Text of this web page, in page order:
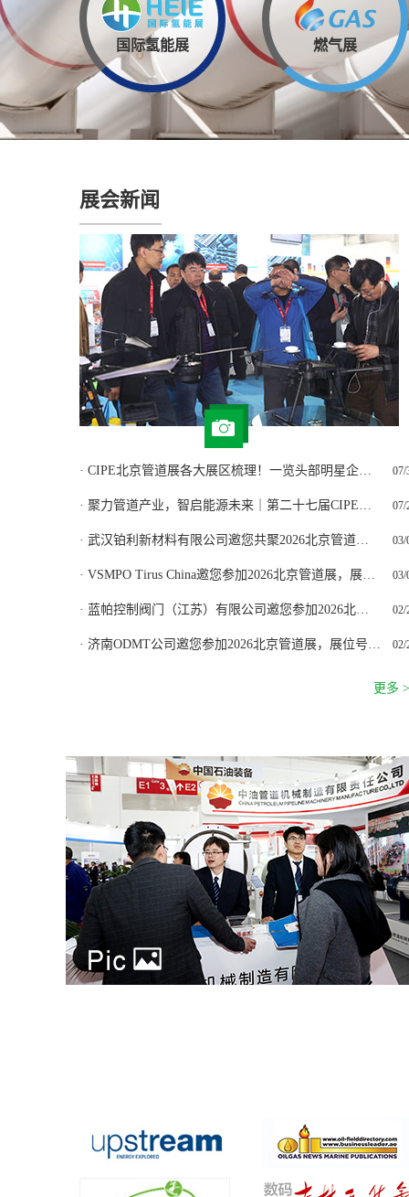
国际氢能展 燃气展
展会新闻
· CIPE北京管道展各大展区梳理！一览头部明星企业系列之钢铁巨无霸！下期集锦钢管企业！ 07/
· 聚力管道产业，智启能源未来｜第二十七届CIPE北京管道展27年3月17日举办! 07/
· 武汉铂利新材料有限公司邀您共聚2026北京管道展，展位号W1811 03/
· VSMPO Tirus China邀您参加2026北京管道展，展位号W2293，欢迎参观交流 03/
· 蓝帕控制阀门（江苏）有限公司邀您参加2026北京管道展，展位号W3001 02/
· 济南ODMT公司邀您参加2026北京管道展，展位号W3653 02/
更多